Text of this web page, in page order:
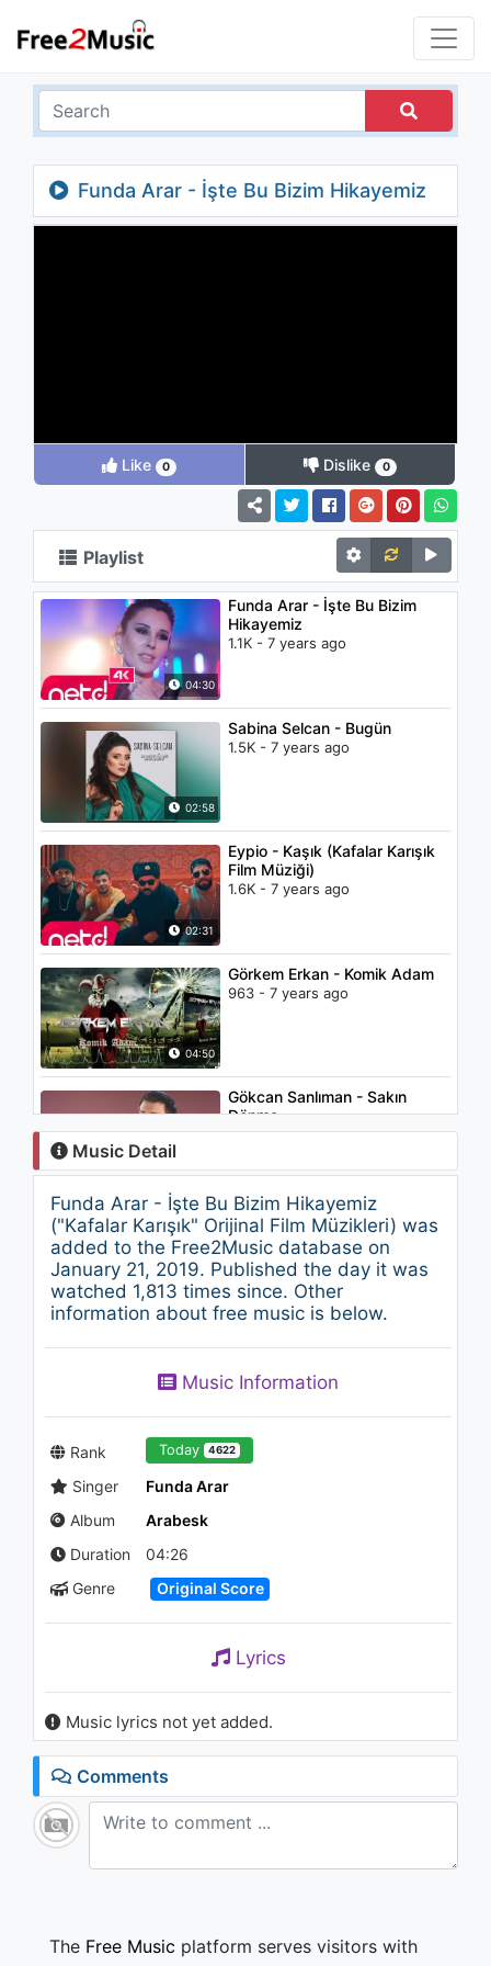
Funda Arar - İşte Bu Bizim Hikayemiz
("Kafalar Karışık" Orijinal Film Müzikleri)
Like 0 Dislike 0
Playlist
04:30
Funda Arar - İşte Bu Bizim
Hikayemiz
1.1K - 7 years ago
02:58
Sabina Selcan - Bugün
1.5K - 7 years ago
02:31
Eypio - Kaşık (Kafalar Karışık
Film Müziği)
1.6K - 7 years ago
04:50
Görkem Erkan - Komik Adam
963 - 7 years ago
03:50
Gökcan Sanlıman - Sakın
Dönme
1.2K - 7 years ago
04:01
Sattas - Tamam Aşkım
("Kafalar Karışık" Orijinal Film
Müzikleri)
1.7K - 7 years ago
03:12
Derya Uluğ & Ece Seçkin -
Kafalar Karışık ("Kafalar
Music Detail
Funda Arar - İşte Bu Bizim Hikayemiz
("Kafalar Karışık" Orijinal Film Müzikleri) was
added to the Free2Music database on
January 21, 2019. Published the day it was
watched 1,813 times since. Other
information about free music is below.
Music Information
Rank Today 4622
Singer
Funda Arar
Album
Arabesk
Duration
04:26
Genre
Original Score
Lyrics
Music lyrics not yet added.
Comments
The Free Music platform serves visitors with